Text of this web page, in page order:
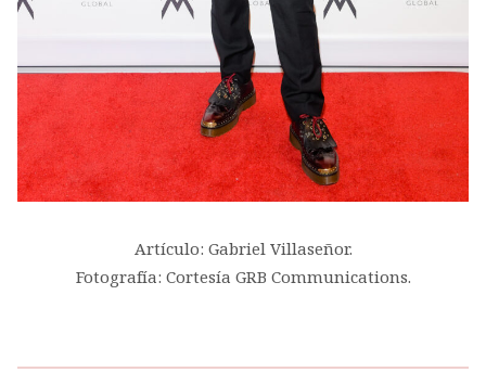
Artículo: Gabriel Villaseñor.
Fotografía: Cortesía GRB Communications.